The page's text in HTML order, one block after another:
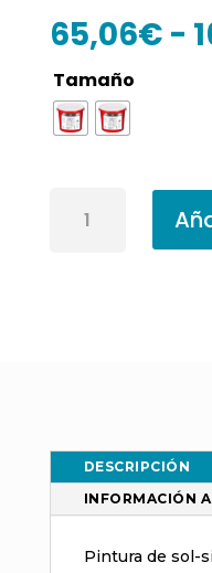
65,06€ -
Tamaño
Silicato
DESCRIPCIÓN
INFORMACIÓN
Pintura de sol-